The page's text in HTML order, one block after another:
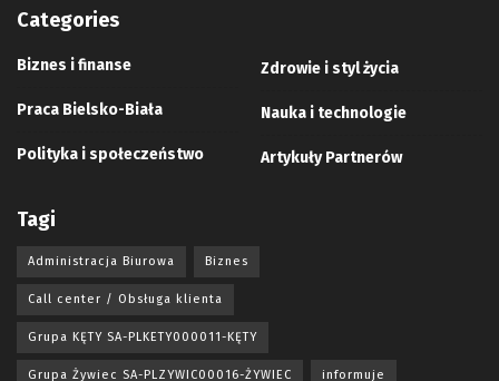
Categories
Biznes i finanse
Praca Bielsko-Biała
Polityka i społeczeństwo
Zdrowie i styl życia
Nauka i technologie
Artykuły Partnerów
Tagi
Administracja Biurowa Biznes
Call center / Obsługa klienta
Grupa KĘTY SA-PLKETY000011-KĘTY
Grupa Żywiec SA-PLZYWIC00016-ŻYWIEC informuje